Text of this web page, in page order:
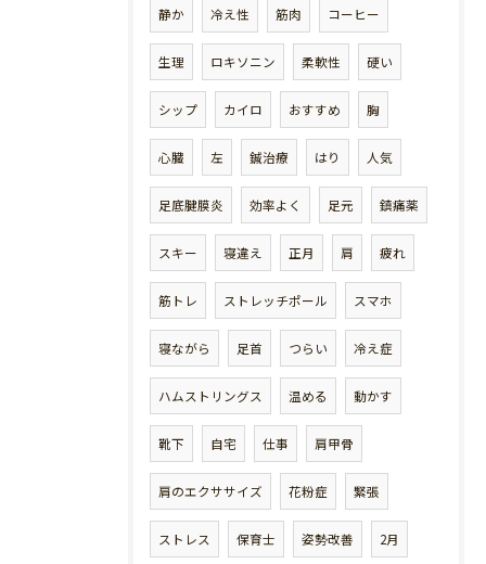
静か 冷え性 筋肉 コーヒー
生理 ロキソニン 柔軟性 硬い
シップ カイロ おすすめ 胸
心臓 左 鍼治療 はり 人気
足底腱膜炎 効率よく 足元 鎮痛薬
スキー 寝違え 正月 肩 疲れ
筋トレ ストレッチポール スマホ
寝ながら 足首 つらい 冷え症
ハムストリングス 温める 動かす
靴下 自宅 仕事 肩甲骨
肩のエクササイズ 花粉症 緊張
ストレス 保育士 姿勢改善 2月